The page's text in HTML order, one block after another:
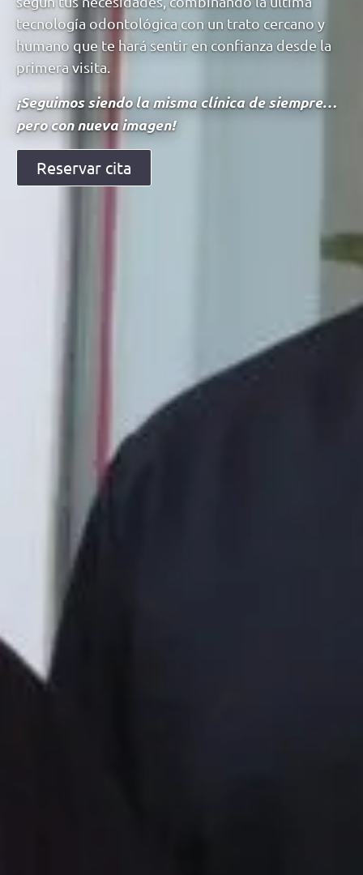
tecnología odontológica con un trato cercano y
humano que te hará sentir en confianza desde la
primera visita.
¡Seguimos siendo la misma clínica de siempre…
pero con nueva imagen!
Reservar cita